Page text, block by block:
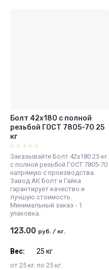
Болт 42х180 с полной
резьбой ГОСТ 7805-70 25
кг
Заказывайте Болт 42х180 25 кг.
с полной резьбой ГОСТ 7805-70
напрямую с производства.
Завод АК Болт и Гайка
гарантирует качество и
лучшую стоимость.
Минимальный заказ - 1
упаковка.
123.00 руб. / кг.
Вес: 25 кг
от 25 кг. по 25 кг.